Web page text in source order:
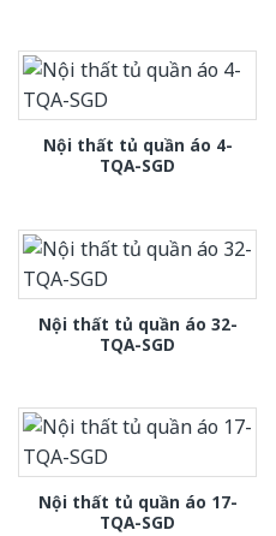
Nội thất tủ quần áo 4-
TQA-SGD
Nội thất tủ quần áo 32-
TQA-SGD
Nội thất tủ quần áo 17-
TQA-SGD